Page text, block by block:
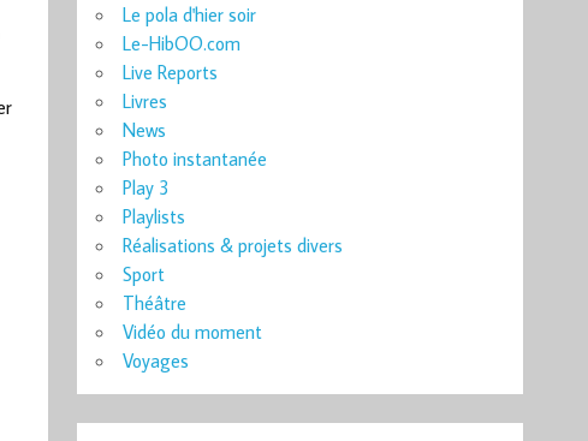
Le pola d'hier soir
Le-HibOO.com
Live Reports
Livres
News
Photo instantanée
Play 3
Playlists
Réalisations & projets divers
Sport
Théâtre
Vidéo du moment
Voyages